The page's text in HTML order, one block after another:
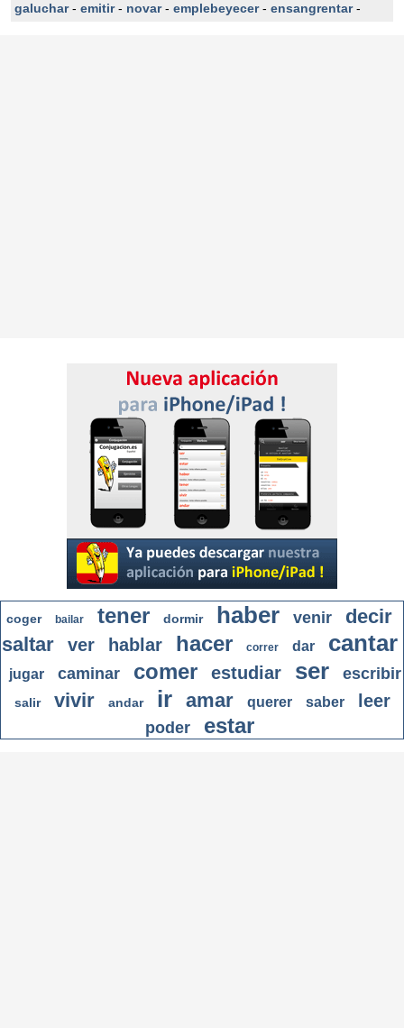
galuchar- emitir- novar- emplebeyecer- ensangrentar-
coger bailar tener dormir haber venir
decir
saltar
ver hablar hacer correr dar cantar
jugar caminar comer estudiar ser escribir
salir vivir andar ir amar querer saber leer
poder estar